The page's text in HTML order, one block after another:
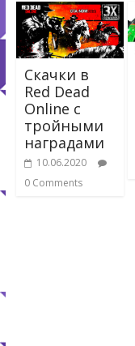
Скачки в
Red Dead
Online с
тройными
наградами
10.06.2020
0 Comments